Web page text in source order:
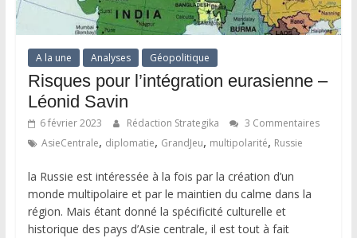
A la une Analyses Géopolitique
Risques pour l’intégration eurasienne –
Léonid Savin
6 février 2023 Rédaction Strategika
3 Commentaires
AsieCentrale, diplomatie, GrandJeu, multipolarité, Russie
la Russie est intéressée à la fois par la création d’un
monde multipolaire et par le maintien du calme dans la
région. Mais étant donné la spécificité culturelle et
historique des pays d’Asie centrale, il est tout à fait